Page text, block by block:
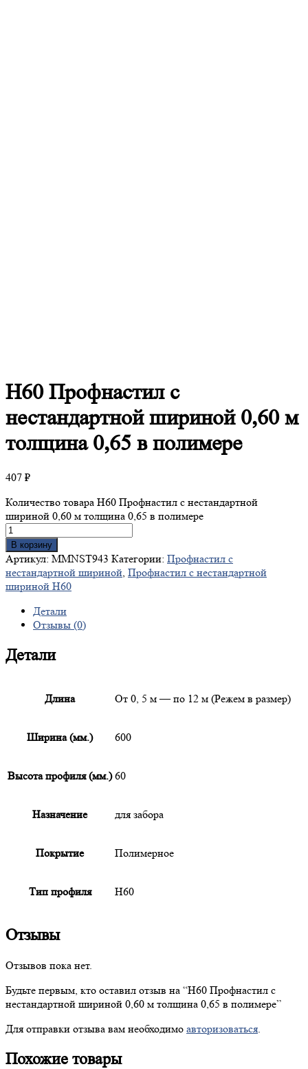
Н60Профнастил с
нестандартной шириной 0,60 м
толщина 0,65 в полимере
407 ₽
Количество товара Н60 Профнастил с нестандартной
шириной 0,60 м толщина 0,65 в полимере
В корзину
Артикул: MMNST943 Категории: Профнастил с
нестандартной шириной, Профнастил с нестандартной
шириной Н60
Детали
Отзывы (0)
Детали
Длина От 0, 5 м — по 12 м (Режем в размер)
Ширина (мм.) 600
Высота профиля (мм.) 60
Назначение для забора
Покрытие Полимерное
Тип профиля Н60
Отзывы
Отзывов пока нет.
Будьте первым, кто оставил отзыв на “Н60 Профнастил с
нестандартной шириной 0,60 м толщина 0,65 в полимере”
Для отправки отзыва вам необходимо авторизоваться.
Похожие товары